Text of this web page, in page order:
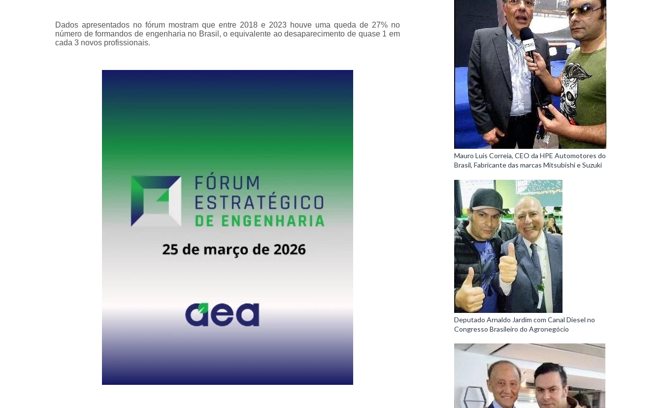
Dados apresentados no fórum mostram que entre 2018 e 2023 houve uma queda de 27% no
número de formandos de engenharia no Brasil, o equivalente ao desaparecimento de quase 1 em
cada 3 novos profissionais.
Mauro Luis Correia, CEO da HPE Automotores do
Brasil, Fabricante das marcas Mitsubishi e Suzuki
Deputado Arnaldo Jardim com Canal Diesel no
Congresso Brasileiro do Agronegócio